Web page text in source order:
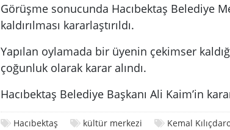
Görüşme sonucunda Hacıbektaş Belediye
kaldırılması kararlaştırıldı.
Yapılan oylamada bir üyenin çekimser
çoğunluk olarak karar alındı.
Hacıbektaş Belediye Başkanı Ali Kaim’in
Hacıbektaş kültür merkezi Kemal